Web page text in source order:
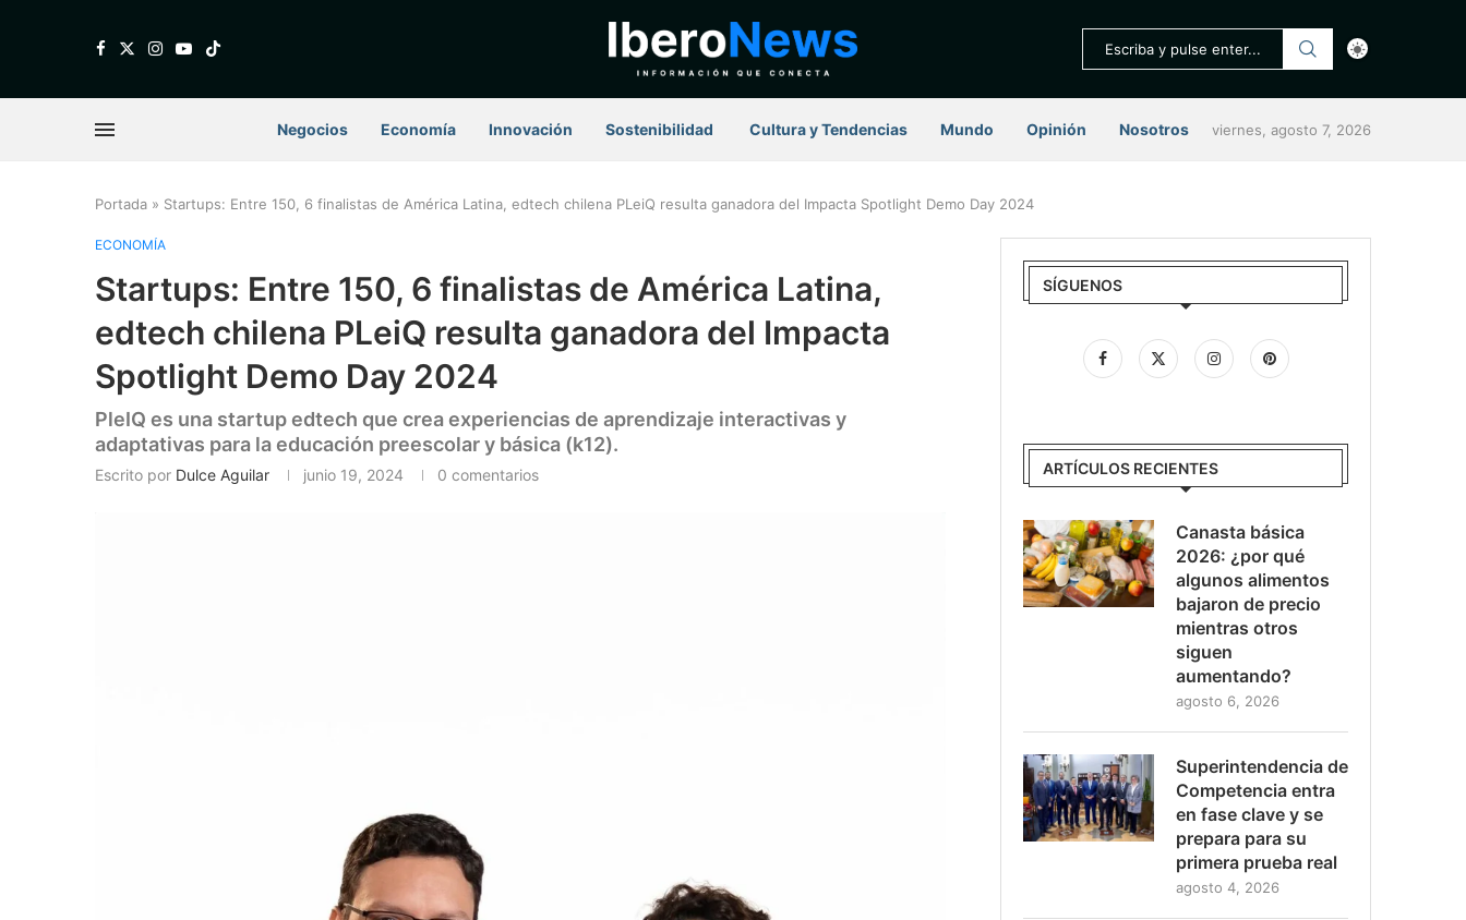
Negocios Economía Innovación Sostenibilidad ⁠ Cultura y Tendencias Mundo Opinión Nosotros viernes, agosto 7, 2026
Portada » Startups: Entre 150, 6 finalistas de América Latina, edtech chilena PLeiQ resulta ganadora del Impacta Spotlight Demo Day 2024
ECONOMÍA
Startups: Entre 150, 6 finalistas de América Latina,
edtech chilena PLeiQ resulta ganadora del Impacta
Spotlight Demo Day 2024
PleIQ es una startup edtech que crea experiencias de aprendizaje interactivas y
adaptativas para la educación preescolar y básica (k12).
Escrito por Dulce Aguilar junio 19, 2024 0 comentarios
SÍGUENOS
ARTÍCULOS RECIENTES
Canasta básica
2026: ¿por qué
algunos alimentos
bajaron de precio
mientras otros
siguen
aumentando?
agosto 6, 2026
Superintendencia de
Competencia entra
en fase clave y se
prepara para su
primera prueba real
agosto 4, 2026